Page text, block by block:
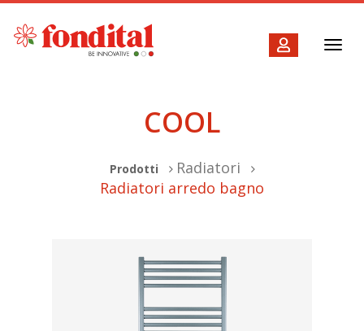
COOL
Prodotti
Radiatori
Radiatori arredo bagno